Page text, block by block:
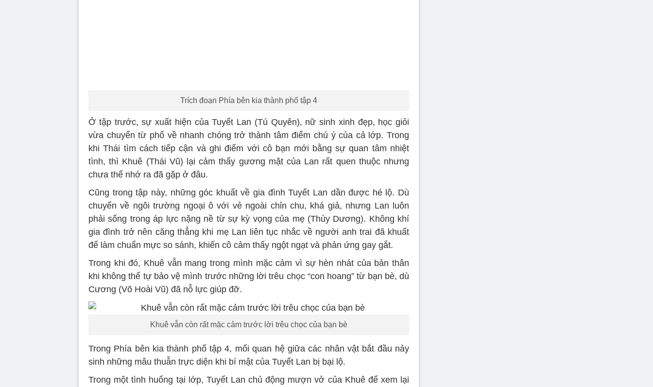
Trích đoạn Phía bên kia thành phố tập 4
Ở tập trước, sự xuất hiện của Tuyết Lan (Tú Quyên), nữ sinh xinh đẹp, học giỏi
vừa chuyển từ phố về nhanh chóng trở thành tâm điểm chú ý của cả lớp. Trong
khi Thái tìm cách tiếp cận và ghi điểm với cô bạn mới bằng sự quan tâm nhiệt
tình, thì Khuê (Thái Vũ) lại cảm thấy gương mặt của Lan rất quen thuộc nhưng
chưa thể nhớ ra đã gặp ở đâu.
Cũng trong tập này, những góc khuất về gia đình Tuyết Lan dần được hé lộ. Dù
chuyển về ngôi trường ngoại ô với vẻ ngoài chỉn chu, khá giả, nhưng Lan luôn
phải sống trong áp lực nặng nề từ sự kỳ vọng của mẹ (Thùy Dương). Không khí
gia đình trở nên căng thẳng khi mẹ Lan liên tục nhắc về người anh trai đã khuất
để làm chuẩn mực so sánh, khiến cô cảm thấy ngột ngạt và phản ứng gay gắt.
Trong khi đó, Khuê vẫn mang trong mình mặc cảm vì sự hèn nhát của bản thân
khi không thể tự bảo vệ mình trước những lời trêu chọc “con hoang” từ bạn bè, dù
Cương (Võ Hoài Vũ) đã nỗ lực giúp đỡ.
Khuê vẫn còn rất mặc cảm trước lời trêu chọc của bạn bè
Trong Phía bên kia thành phố tập 4, mối quan hệ giữa các nhân vật bắt đầu nảy
sinh những mâu thuẫn trực diện khi bí mật của Tuyết Lan bị bại lộ.
Trong một tình huống tại lớp, Tuyết Lan chủ động mượn vở của Khuê để xem lại